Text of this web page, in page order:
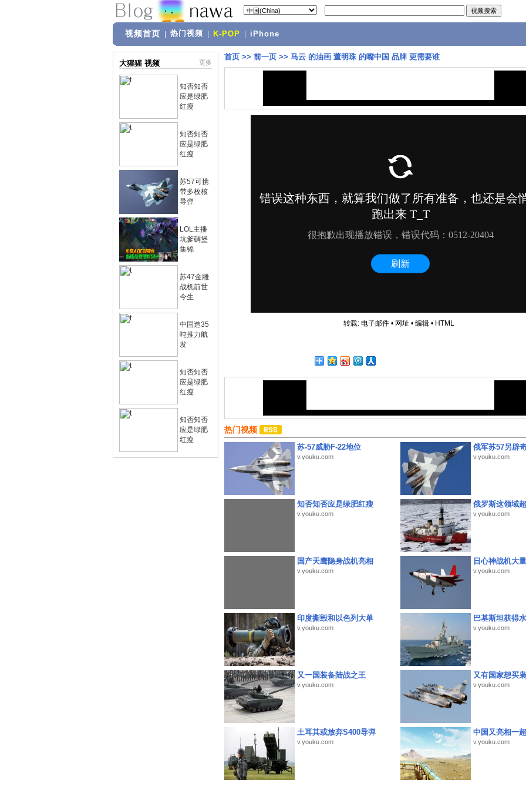
视频首页 热门视频 K-POP iPhone
大猩猩 视频 更多
知否知否
应是绿肥
红瘦
知否知否
应是绿肥
红瘦
苏57可携
带多枚核
导弹
LOL主播
坑爹碉堡
集锦
苏47金雕
战机前世
今生
中国造35
吨推力航
发
知否知否
应是绿肥
红瘦
知否知否
应是绿肥
红瘦
首页 >> 前一页 >> 马云 的油画 董明珠 的嘴中国 品牌 更需要谁
转载: 电子邮件• 网址 • 编辑• HTML
热门视频
苏-57威胁F-22地位
v.youku.com
俄军苏57另辟
v.youku.com
知否知否应是绿肥红瘦
v.youku.com
俄罗斯这领域
v.youku.com
国产天鹰隐身战机亮相
v.youku.com
日心神战机大
v.youku.com
印度撕毁和以色列大单
v.youku.com
巴基斯坦获得
v.youku.com
又一国装备陆战之王
v.youku.com
又有国家想买
v.youku.com
土耳其或放弃S400导弹
v.youku.com
中国又亮相一
v.youku.com